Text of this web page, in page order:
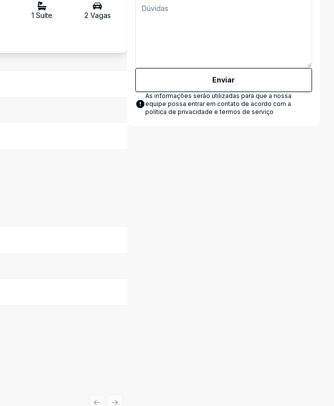
1 Suíte 2 Vagas
Enviar
As informações serão utilizadas para que a nossa
equipe possa entrar em contato de acordo com a
política de privacidade e termos de serviço